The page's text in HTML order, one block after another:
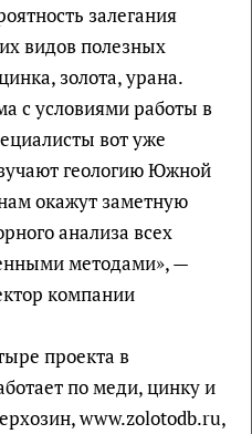
залегания
видов полезных
золота, урана.
с условиями работы в
вот уже
геологию Южной
окажут заметную
анализа всех
методами», —
компании
проекта в
по меди, цинку и
www.zolotodb.ru,